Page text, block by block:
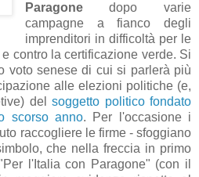
Paragonedopo varie
campagne a fianco degli
imprenditori in difficoltà per le
contro la certificazione verde. Si
voto senese di cui si parlerà più
alle elezioni politiche (e,
delsoggetto politico fondato
scorso anno. Per l'occasione i
raccogliere le firme - sfoggiano
che nella freccia in primo
l'Italia con Paragone" (con il